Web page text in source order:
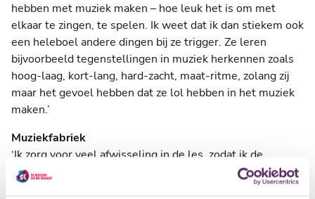
hebben met muziek maken – hoe leuk het is om met
elkaar te zingen, te spelen. Ik weet dat ik dan stiekem ook
een heleboel andere dingen bij ze trigger. Ze leren
bijvoorbeeld tegenstellingen in muziek herkennen zoals
hoog-laag, kort-lang, hard-zacht, maat-ritme, zolang zij
maar het gevoel hebben dat ze lol hebben in het muziek
maken.’
Muziekfabriek
‘Ik zorg voor veel afwisseling in de les, zodat ik de
kinderen steeds trigger om erbij te blijven. Ik zing veel, ik
laat ze zelf dingen verzinnen, muziekjes componeren, en